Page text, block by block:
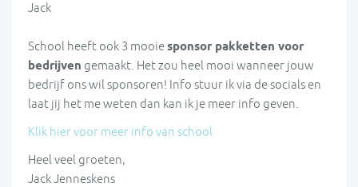
Jack
School heeft ook 3 mooiesponsor pakketten voor
bedrijven gemaakt. Het zou heel mooi wanneer jouw
bedrijf ons wil sponsoren! Info stuur ik via de socials en
laat jij het me weten dan kan ik je meer info geven.
Klik hier voor meer info van school
Heel veel groeten,
Jack Jenneskens